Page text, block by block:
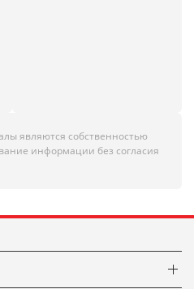
являются собственностью
информации без согласия